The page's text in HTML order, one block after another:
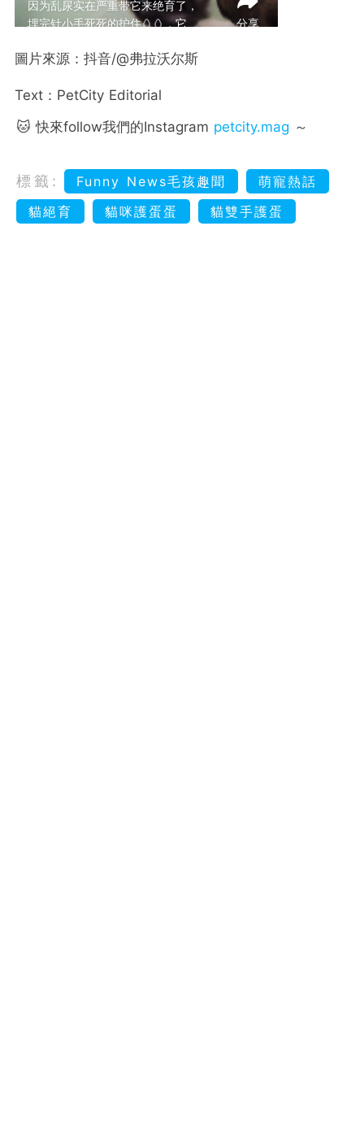
圖片來源：抖音/@弗拉沃尔斯
Text：PetCity Editorial
🐱 快來follow我們的Instagram petcity.mag ～
標籤: Funny News毛孩趣聞
萌寵熱話
貓絕育
貓咪護蛋蛋 貓雙手護蛋